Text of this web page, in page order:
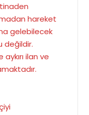
hareket
gelebilecek
değildir.
ilan ve